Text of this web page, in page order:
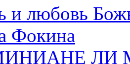
и любовь
Фокина
ЛИ